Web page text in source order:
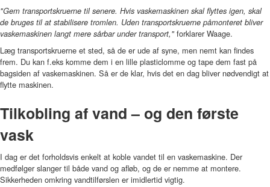
"Gem transportskruerne til senere. Hvis vaskemaskinen skal flyttes igen, skal
de bruges til at stabilisere tromlen. Uden transportskruerne påmonteret bliver
vaskemaskinen langt mere sårbar under transport," forklarer Waage.
Læg transportskruerne et sted, så de er ude af syne, men nemt kan findes
frem. Du kan f.eks komme dem i en lille plasticlomme og tape dem fast på
bagsiden af vaskemaskinen. Så er de klar, hvis det en dag bliver nødvendigt at
flytte maskinen.
Tilkobling af vand – og den første
vask
I dag er det forholdsvis enkelt at koble vandet til en vaskemaskine. Der
medfølger slanger til både vand og afløb, og de er nemme at montere.
Sikkerheden omkring vandtilførslen er imidlertid vigtig.